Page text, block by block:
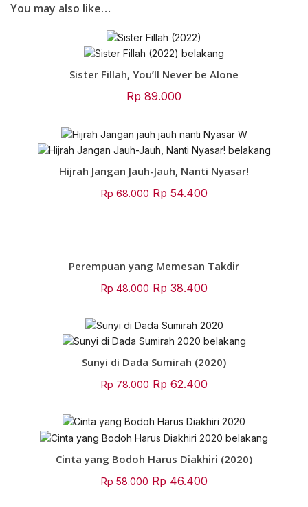
You may also like…
Sister Fillah, You’ll Never be Alone
Rp 89.000
Hijrah Jangan Jauh-Jauh, Nanti Nyasar!
Rp68.000 Original
Rp 54.400Current
Perempuan yang Memesan Takdir
Rp48.000 Original
was:
Rp 48.000.
Rp 38.400Current
is:
Rp 38.400.
Sunyi di Dada Sumirah (2020)
Rp78.000 Original
was:
Rp 78.000.
Rp 62.400Current
is:
Rp 62.400.
Cinta yang Bodoh Harus Diakhiri (2020)
Rp58.000 Original
Rp 46.400Current